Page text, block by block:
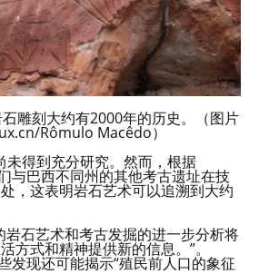
雕刻大约有2000年的历史。（图片
Rômulo Macêdo）
未得到充分研究。然而，根据
与巴西不同州的其他考古遗址在技
，这表明岩石艺术可以追溯到大约
岩石艺术和考古发掘的进一步分析将
方式和精神提供新的信息。”。
发现还可能揭示“殖民前人口的象征